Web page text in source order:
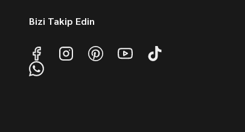
Bizi Takip Edin